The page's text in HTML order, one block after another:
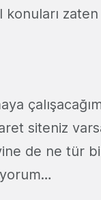
zaten
siteniz
de ne tür